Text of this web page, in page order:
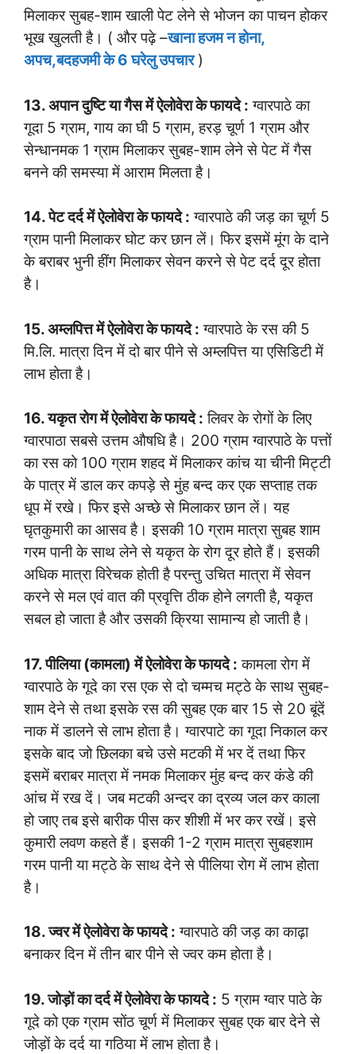
मिलाकर सुबह-शाम खाली पेट लेने से भोजन का पाचन होकर
भूख खुलती है। ( और पढ़े –खाना हजम न होना,
अपच,बदहजमी के 6 घरेलु उपचार)
13. अपान दुष्टि या गैस में ऐलोवेरा के फायदे : ग्वारपाठे का
गूदा 5 ग्राम, गाय का घी 5 ग्राम, हरड़ चूर्ण 1 ग्राम और
सेन्धानमक 1 ग्राम मिलाकर सुबह-शाम लेने से पेट में गैस
बनने की समस्या में आराम मिलता है।
14. पेट दर्द में ऐलोवेरा के फायदे : ग्वारपाठे की जड़ का चूर्ण 5
ग्राम पानी मिलाकर घोट कर छान लें। फिर इसमें मूंग के दाने
के बराबर भुनी हींग मिलाकर सेवन करने से पेट दर्द दूर होता
है।
15. अम्लपित्त में ऐलोवेरा के फायदे : ग्वारपाठे के रस की 5
मि.लि. मात्रा दिन में दो बार पीने से अम्लपित्त या एसिडिटी में
लाभ होता है।
16. यकृत रोग में ऐलोवेरा के फायदे : लिवर के रोगों के लिए
ग्वारपाठा सबसे उत्तम औषधि है। 200 ग्राम ग्वारपाठे के पत्तों
का रस को 100 ग्राम शहद में मिलाकर कांच या चीनी मिट्टी
के पात्र में डाल कर कपड़े से मुंह बन्द कर एक सप्ताह तक
धूप में रखे। फिर इसे अच्छे से मिलाकर छान लें। यह
घृतकुमारी का आसव है। इसकी 10 ग्राम मात्रा सुबह शाम
गरम पानी के साथ लेने से यकृत के रोग दूर होते हैं। इसकी
अधिक मात्रा विरेचक होती है परन्तु उचित मात्रा में सेवन
करने से मल एवं वात की प्रवृत्ति ठीक होने लगती है, यकृत
सबल हो जाता है और उसकी क्रिया सामान्य हो जाती है।
17. पीलिया (कामला) में ऐलोवेरा के फायदे : कामला रोग में
ग्वारपाठे के गूदे का रस एक से दो चम्मच मट्ठे के साथ सुबह-
शाम देने से तथा इसके रस की सुबह एक बार 15 से 20 बूंदें
नाक में डालने से लाभ होता है। ग्वारपाटे का गूदा निकाल कर
इसके बाद जो छिलका बचे उसे मटकी में भर दें तथा फिर
इसमें बराबर मात्रा में नमक मिलाकर मुंह बन्द कर कंडे की
आंच में रख दें। जब मटकी अन्दर का द्रव्य जल कर काला
हो जाए तब इसे बारीक पीस कर शीशी में भर कर रखें। इसे
कुमारी लवण कहते हैं। इसकी 1-2 ग्राम मात्रा सुबहशाम
गरम पानी या मट्ठे के साथ देने से पीलिया रोग में लाभ होता
है।
18. ज्वर में ऐलोवेरा के फायदे : ग्वारपाठे की जड़ का काढ़ा
बनाकर दिन में तीन बार पीने से ज्वर कम होता है।
19. जोड़ों का दर्द में ऐलोवेरा के फायदे : 5 ग्राम ग्वार पाठे के
गूदे को एक ग्राम सोंठ चूर्ण में मिलाकर सुबह एक बार देने से
जोड़ों के दर्द या गठिया में लाभ होता है।